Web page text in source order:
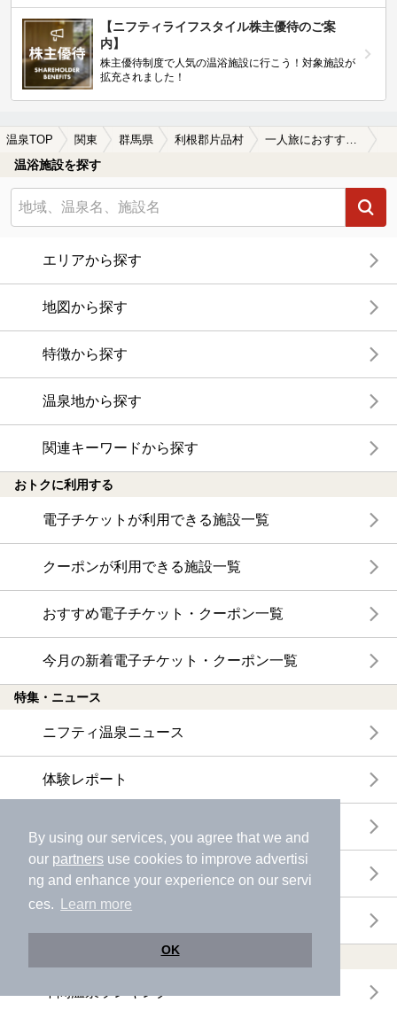
By using our services, you agree that we and
our partners use cookies to improve advertisi
ng and enhance your experience on our servi
ces.
Learn more
OK
【ニフティライフスタイル株主優待のご案
内】
株主優待制度で人気の温浴施設に行こう！対象施設が
拡充されました！
温泉TOP 関東 群馬県 利根郡片品村 一人旅におすすめの利根郡片品村の温泉、日帰り温泉、スーパー銭湯おすすめ
温浴施設を探す
エリアから探す
地図から探す
特徴から探す
温泉地から探す
関連キーワードから探す
おトクに利用する
電子チケットが利用できる施設一覧
クーポンが利用できる施設一覧
おすすめ電子チケット・クーポン一覧
今月の新着電子チケット・クーポン一覧
特集・ニュース
ニフティ温泉ニュース
体験レポート
特集